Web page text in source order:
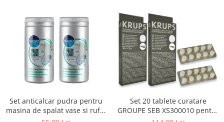
Accesorii si piese masini spalat
rufe si uscatoare
Accesorii si piese masini spalat
Aparate Frigorifice
Aparate Racire Aer
Aragaze si cuptoare cu microunde
Climatizare & sisteme de incalzire
Electrocasnice pentru Bucatarie
Set anticalcar pudra pentru
masina de spalat vase si rufe,
WPRO 484000008416, 2 x 250g
Set 20 tablete curatare
GROUPE SEB XS300010 pentru
espressoare Krups (2x10